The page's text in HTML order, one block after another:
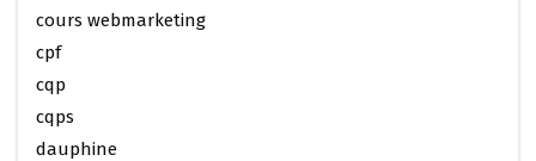
cours webmarketing
cpf
cqp
cqps
dauphine